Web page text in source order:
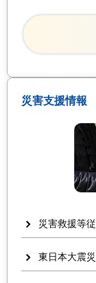
災害支援情報
災害救援等
東日本大震